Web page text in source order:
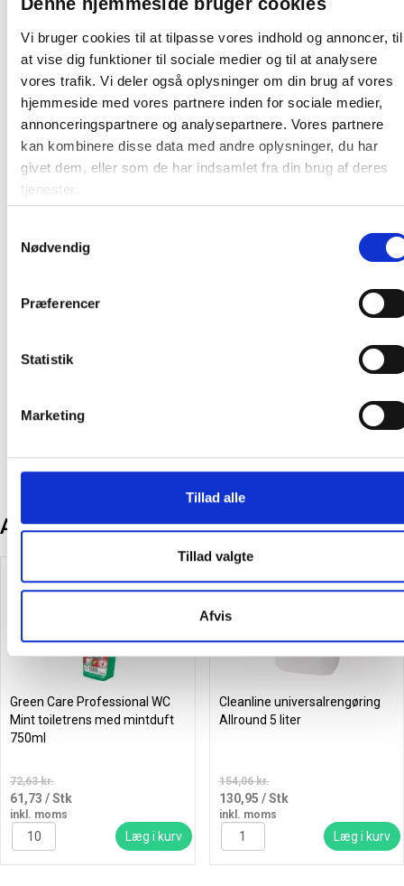
Vi bruger cookies til at tilpasse vores indhold og annoncer, til
at vise dig funktioner til sociale medier og til at analysere
vores trafik. Vi deler også oplysninger om din brug af vores
hjemmeside med vores partnere inden for sociale medier,
annonceringspartnere og analysepartnere. Vores partnere
kan kombinere disse data med andre oplysninger, du har
givet dem, eller som de har indsamlet fra din brug af deres
tjenester.
Nødvendig
Præferencer
Statistik
Marketing
Tillad alle
Tillad valgte
Afvis
Andre kunder købte også
Håndcreme 100 ml uden
inkl. moms
Skumsæbe 500 ml luksus
Andre kunder købte også
Spar 15%
Green Care Professional WC
Mint toiletrens med mintduft
750ml
72,63 kr.
61,73 / Stk
inkl. moms
Læg i kurv
Spar 15%
Cleanline universalrengøring
Allround 5 liter
154,06 kr.
130,95 / Stk
inkl. moms
Læg i kurv